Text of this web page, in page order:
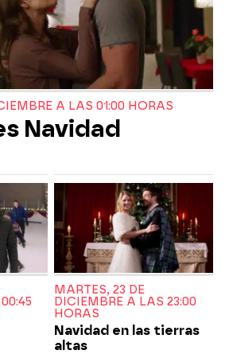
A LAS 01:00 HORAS
Navidad
MARTES, 23 DE
DICIEMBRE A LAS 23:00
HORAS
Navidad en las tierras
altas